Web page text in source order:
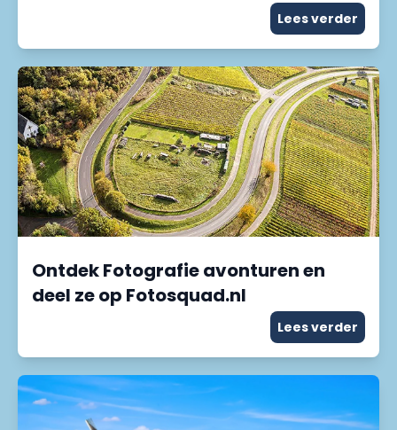
Lees verder
Ontdek Fotografie avonturen en
deel ze op Fotosquad.nl
Lees verder